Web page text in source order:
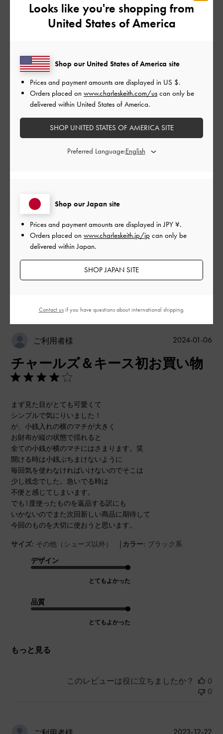
このレビューは役に立ちましたか？
ご利用者様
kawaii 大好き
Kawaii 大好き
その他（シューズ以外） |カラー:
ブラック系
品質
もっと見る
2024-01-21
ご利用者様
チャールズ＆キース初お買い物
まず見た目がとても可愛くて
シンプルで気にりいました！
が、小銭入れの横のマチが大きく
お財布が縦の状態で揺れると
全ての小銭が横のマチにはさまります。笑
開ける時は小銭ぶちまけないように
毎回気を使わなければいけないのでそこは
少し残念でした。急いでる時は
不便と感じてしまいます。
でも1度使ったものを返品する訳にも
いかないのでまた次回新しい商品に期待して
今回のものを大切に使おうと思います。
サイズ: その他（シューズ以外） | カラー: ブラック系
デザイン
とてもよかった
品質
とてもよかった
もっと見る
公
2024-01-06
このレビューは役に立ちましたか？
0
0
公
2023-12-22
Looks like you're shopping from
United States of America
Shop our Japan site
Prices and payment amounts are displayed inJPY ¥.
Orders placed on www.charleskeith.jp/jp can only be
delivered within Japan.
SHOP JAPAN SITE
Shop our United States of America site
Prices and payment amounts are displayed in US $.
Orders placed on www.charleskeith.com/us can only be
delivered within United States of America.
SHOP UNITED STATES OF AMERICA SITE
Preferred Language:
Contact usif you have questions about international shipping.